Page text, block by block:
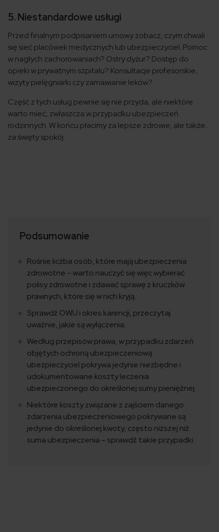
5. Niestandardowe usługi
Przed finalnym podpisaniem umowy zobacz, czym chwali
się sieć placówek medycznych lub ubezpieczyciel. Pomoc
w nagłych zachorowaniach? Ostry dyżur? Dostęp do
opieki w prywatnym szpitalu? Konsultacje profesorskie,
wizyty pielęgniarki czy zamawianie leków?
Część z tych usług pewnie się nie przyda, ale niektóre
warto mieć, zwłaszcza w przypadku ubezpieczeń
rodzinnych. W końcu płacimy za lepsze zdrowie, ale także…
za święty spokój.
Podsumowanie
Rośnie liczba osób, które mają ubezpieczenia
zdrowotne – warto nauczyć się więc wybierać
polisy zdrowotne i zdawać sprawę z kruczków
prawnych, które się w nich kryją.
Sprawdź OWU i okres karencji, przeczytaj
uważnie, jakie są wyłączenia.
Według przepisów prawa, w przypadku zdarzeń
objętych ochroną ubezpieczeniową
ubezpieczyciel pokrywa jedynie niezbędne i
udokumentowane koszty leczenia
ubezpieczonego do określonej sumy pieniężnej.
Niektóre koszty związane z zajściem danego
zdarzenia ubezpieczeniowego pokrywane są
jedynie do określonej kwoty, często niższej niż
suma ubezpieczenia – sprawdź takie przypadki.